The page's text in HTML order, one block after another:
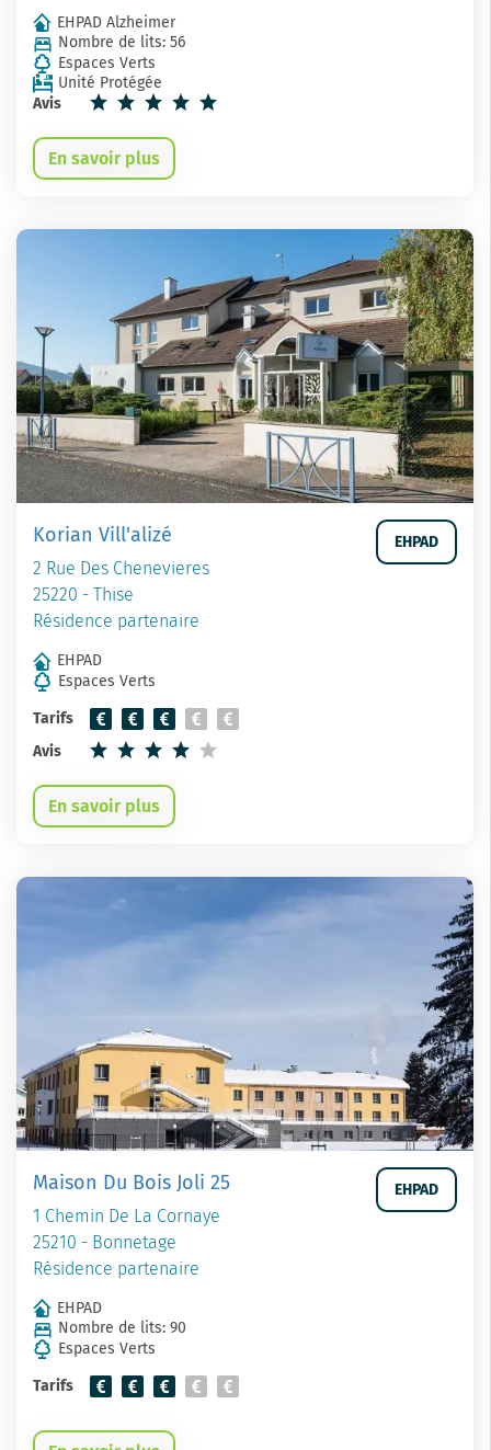
EHPAD Alzheimer
Nombre de lits: 56
Espaces Verts
Unité Protégée
Avis
En savoir plus
Korian Vill'alizé
2 Rue Des Chenevieres
25220 - Thise
Résidence partenaire
EHPAD
EHPAD
Espaces Verts
Tarifs
Avis
En savoir plus
Maison Du Bois Joli 25
1 Chemin De La Cornaye
25210 - Bonnetage
Résidence partenaire
EHPAD
EHPAD
Nombre de lits: 90
Espaces Verts
Tarifs